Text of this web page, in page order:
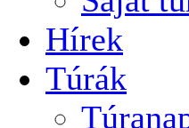
Hírek
Túrák